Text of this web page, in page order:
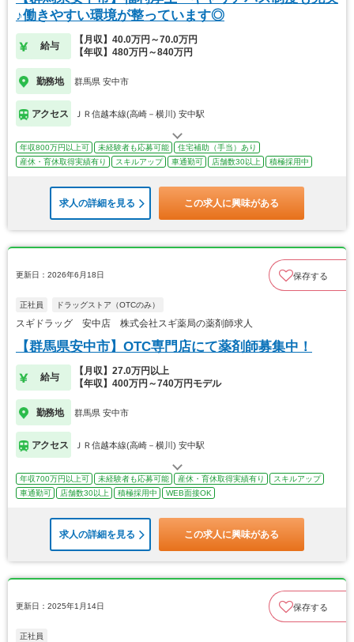
♪働きやすい環境が整っています◎
給与
【月収】40.0万円～70.0万円
【年収】480万円～840万円
勤務地 群馬県 安中市
アクセス ＪＲ信越本線(高崎－横川) 安中駅
年収800万円以上可 未経験者も応募可能
住宅補助（手当）あり
産休・育休取得実績有り
スキルアップ 車通勤可 店舗数30以上 積極採用中
求人の詳細を見る この求人に興味がある
更新日：2026年6月18日 保存する
正社員 ドラッグストア（OTCのみ）
スギドラッグ 安中店 株式会社スギ薬局の薬剤師求人
【群馬県安中市】OTC専門店にて薬剤師募集中！
給与
【月収】27.0万円以上
【年収】400万円～740万円モデル
勤務地 群馬県 安中市
アクセス ＪＲ信越本線(高崎－横川) 安中駅
年収700万円以上可 未経験者も応募可能 産休・育休取得実績有り
スキルアップ
車通勤可
店舗数30以上 積極採用中 WEB面接OK
求人の詳細を見る この求人に興味がある
更新日：2025年1月14日 保存する
正社員